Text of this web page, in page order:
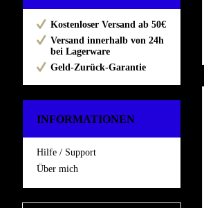
Kostenloser Versand ab 50€
Versand innerhalb von 24h
bei Lagerware
Geld-Zurück-Garantie
INFORMATIONEN
Hilfe / Support
Über mich